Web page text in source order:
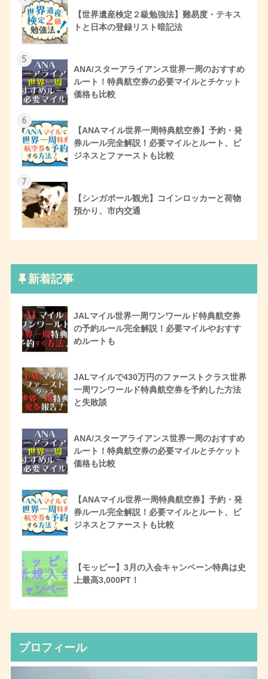
【世界遺産検定２級勉強法】難易度・テキス
トと日本の登録リスト暗記法
5
ANA/スターアライアンス世界一周のおすすめ
ルート！特典航空券の必要マイルとチケット
価格も比較
6
【ANAマイル世界一周特典航空券】予約・発
券ルール完全解説！必要マイルとルート、ビ
ジネスとファーストも比較
7
【シンガポール観光】コインロッカーと荷物
預かり、市内交通
新着記事
JALマイル世界一周ワンワールド特典航空券
の予約ルール完全解説！必要マイルやおすす
めルートも
JALマイルで430万円のファーストクラス世界
一周ワンワールド特典航空券を予約した方法
と失敗談
ANA/スターアライアンス世界一周のおすすめ
ルート！特典航空券の必要マイルとチケット
価格も比較
【ANAマイル世界一周特典航空券】予約・発
券ルール完全解説！必要マイルとルート、ビ
ジネスとファーストも比較
【モッピー】3月の入会キャンペーン特典は史
上最高3,000PT！
プロフィール